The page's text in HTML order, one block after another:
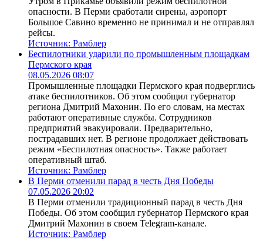
опасности. В Перми сработали сирены, аэропорт
Большое Савино временно не принимал и не отправлял
рейсы.
Источник: Рамблер
Беспилотники ударили по промышленным площадкам
Пермского края
08.05.2026 08:07
Промышленные площадки Пермского края подверглись
атаке беспилотников. Об этом сообщил губернатор
региона Дмитрий Махонин. По его словам, на местах
работают оперативные службы. Сотрудников
предприятий эвакуировали. Предварительно,
пострадавших нет. В регионе продолжает действовать
режим «Беспилотная опасность». Также работает
оперативный штаб.
Источник: Рамблер
В Перми отменили парад в честь Дня Победы
07.05.2026 20:02
В Перми отменили традиционный парад в честь Дня
Победы. Об этом сообщил губернатор Пермского края
Дмитрий Махонин в своем Telegram-канале.
Источник: Рамблер